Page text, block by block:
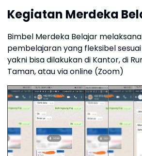
Kegiatan Merdeka
Bimbel Merdeka Belajar
pembelajaran yang fleksibel
yakni bisa dilakukan di Kantor, di
Taman, atau via online (Zoom)